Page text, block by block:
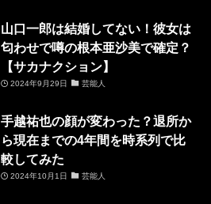
山口一郎は結婚してない！彼女は
匂わせで噂の根本亜沙美で確定？
【サカナクション】
2024年9月29日 芸能人
手越祐也の顔が変わった？退所か
ら現在までの4年間を時系列で比
較してみた
2024年10月1日 芸能人